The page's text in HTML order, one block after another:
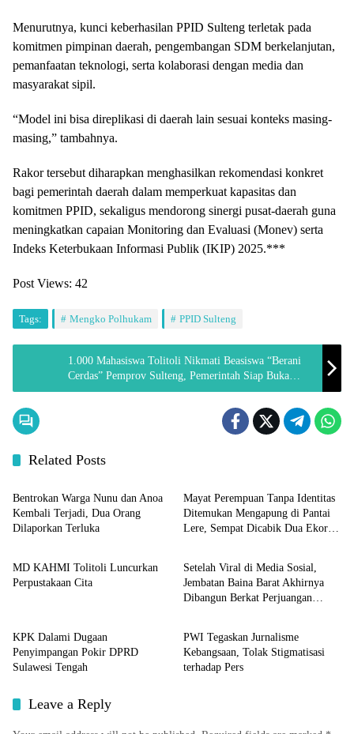
Menurutnya, kunci keberhasilan PPID Sulteng terletak pada
komitmen pimpinan daerah, pengembangan SDM berkelanjutan,
pemanfaatan teknologi, serta kolaborasi dengan media dan
masyarakat sipil.
“Model ini bisa direplikasi di daerah lain sesuai konteks masing-
masing,” tambahnya.
Rakor tersebut diharapkan menghasilkan rekomendasi konkret
bagi pemerintah daerah dalam memperkuat kapasitas dan
komitmen PPID, sekaligus mendorong sinergi pusat-daerah guna
meningkatkan capaian Monitoring dan Evaluasi (Monev) serta
Indeks Keterbukaan Informasi Publik (IKIP) 2025.***
Post Views: 42
Tags: Mengko Polhukam PPID Sulteng
1.000 Mahasiswa Tolitoli Nikmati Beasiswa “Berani
Cerdas” Pemprov Sulteng, Pemerintah Siap Buka
Program S2 dan S3
Related Posts
Sulteng
Bentrokan Warga Nunu dan Anoa
Kembali Terjadi, Dua Orang
Dilaporkan Terluka
Mayat Perempuan Tanpa Identitas
Ditemukan Mengapung di Pantai
Lere, Sempat Dicabik Dua Ekor
Sulteng
MD KAHMI Tolitoli Luncurkan
Perpustakaan Cita
Sulteng
Setelah Viral di Media Sosial,
Jembatan Baina Barat Akhirnya
Dibangun Berkat Perjuangan
KPK Dalami Dugaan
Penyimpangan Pokir DPRD
Sulawesi Tengah
Sulteng
PWI Tegaskan Jurnalisme
Kebangsaan, Tolak Stigmatisasi
terhadap Pers
Leave a Reply